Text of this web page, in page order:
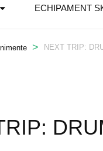
ECHIPAMENT
> NEXT TRIP: